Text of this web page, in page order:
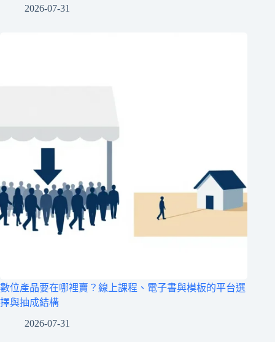
2026-07-31
數位產品要在哪裡賣？線上課程、電子書與模板的平台選
擇與抽成結構
2026-07-31